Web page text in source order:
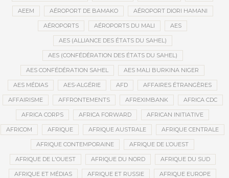
AEEM AÉROPORT DE BAMAKO AÉROPORT DIORI HAMANI
AÉROPORTS AÉROPORTS DU MALI AES
AES (ALLIANCE DES ÉTATS DU SAHEL)
AES (CONFÉDÉRATION DES ÉTATS DU SAHEL)
AES CONFÉDÉRATION SAHEL AES MALI BURKINA NIGER
AES MÉDIAS AES-ALGÉRIE AFD AFFAIRES ÉTRANGÈRES
AFFAIRISME AFFRONTEMENTS AFREXIMBANK AFRICA CDC
AFRICA CORPS AFRICA FORWARD AFRICAN INITIATIVE
AFRICOM AFRIQUE AFRIQUE AUSTRALE AFRIQUE CENTRALE
AFRIQUE CONTEMPORAINE AFRIQUE DE L’OUEST
AFRIQUE DE L'OUEST AFRIQUE DU NORD AFRIQUE DU SUD
AFRIQUE ET MÉDIAS AFRIQUE ET RUSSIE AFRIQUE EUROPE